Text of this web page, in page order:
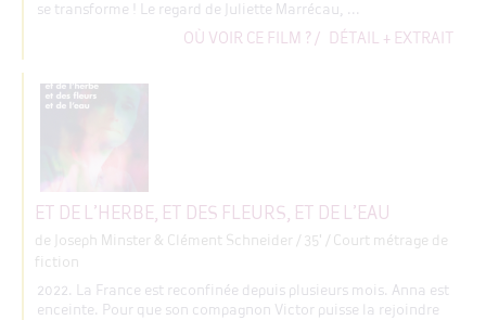
se transforme ! Le regard de Juliette Marrécau, ...
OÙ VOIR CE FILM ? / DÉTAIL + EXTRAIT
ET DE L’HERBE, ET DES FLEURS, ET DE L’EAU
de Joseph Minster & Clément Schneider / 35' / Court métrage de
fiction
2022. La France est reconfinée depuis plusieurs mois. Anna est
enceinte. Pour que son compagnon Victor puisse la rejoindre